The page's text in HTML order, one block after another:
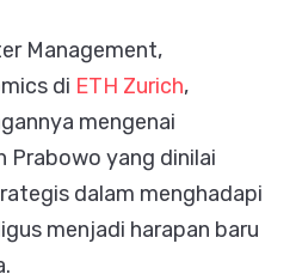
Management,
di ETH Zurich,
mengenai
Prabowo yang dinilai
dalam menghadapi
menjadi harapan baru